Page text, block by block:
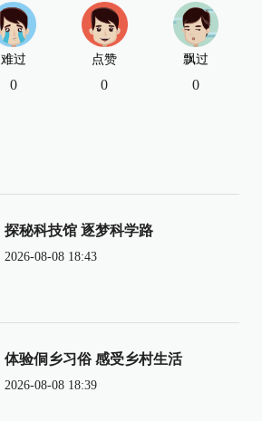
难过
0
点赞
0
飘过
0
探秘科技馆 逐梦科学路
2026-08-08 18:43
体验侗乡习俗 感受乡村生活
2026-08-08 18:39